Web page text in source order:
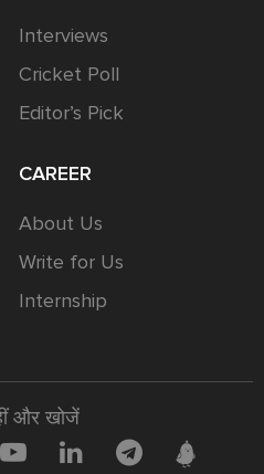
Interviews
Cricket Poll
Editor’s Pick
CAREER
About Us
Write for Us
Internship
और खोजें